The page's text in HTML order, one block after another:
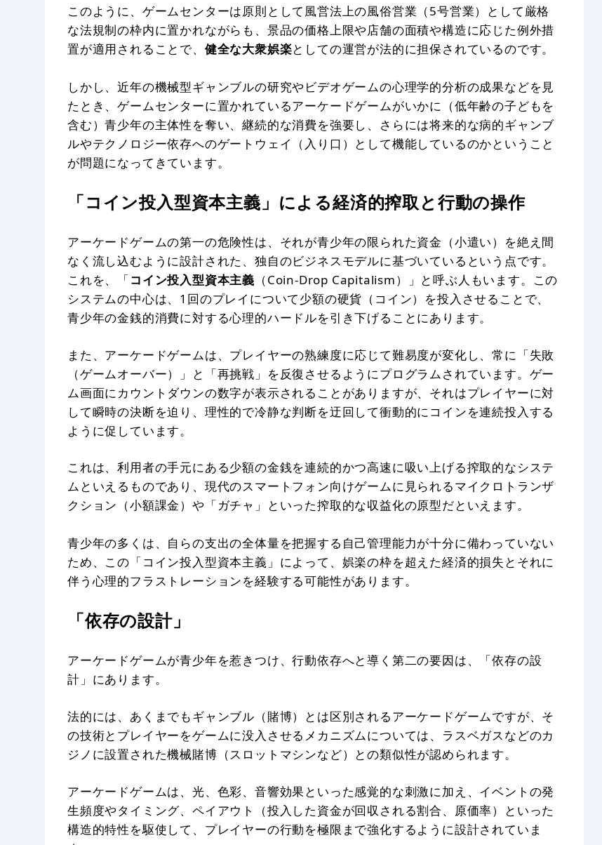
このように、ゲームセンターは原則として風営法上の風俗営業（5号営業）として厳格
な法規制の枠内に置かれながらも、景品の価格上限や店舗の面積や構造に応じた例外措
置が適用されることで、 健全な大衆娯楽としての運営が法的に担保されているのです。
しかし、近年の機械型ギャンブルの研究やビデオゲームの心理学的分析の成果などを見
たとき、ゲームセンターに置かれているアーケードゲームがいかに（低年齢の子どもを
含む）青少年の主体性を奪い、継続的な消費を強要し、さらには将来的な病的ギャンブ
ルやテクノロジー依存へのゲートウェイ（入り口）として機能しているのかということ
が問題になってきています。
「コイン投入型資本主義」による経済的搾取と行動の操作
アーケードゲームの第一の危険性は、それが青少年の限られた資金（小遣い）を絶え間
なく流し込むように設計された、独自のビジネスモデルに基づいているという点です。
これを、「コイン投入型資本主義 （Coin-Drop Capitalism）」と呼ぶ人もいます。この
システムの中心は、1回のプレイについて少額の硬貨（コイン）を投入させることで、
青少年の金銭的消費に対する心理的ハードルを引き下げることにあります。
また、アーケードゲームは、プレイヤーの熟練度に応じて難易度が変化し、常に「失敗
（ゲームオーバー）」と「再挑戦」を反復させるようにプログラムされています。ゲー
ム画面にカウントダウンの数字が表示されることがありますが、それはプレイヤーに対
して瞬時の決断を迫り、理性的で冷静な判断を迂回して衝動的にコインを連続投入する
ように促しています。
これは、利用者の手元にある少額の金銭を連続的かつ高速に吸い上げる搾取的なシステ
ムといえるものであり、現代のスマートフォン向けゲームに見られるマイクロトランザ
クション（小額課金）や「ガチャ」といった搾取的な収益化の原型だといえます。
青少年の多くは、自らの支出の全体量を把握する自己管理能力が十分に備わっていない
ため、この「コイン投入型資本主義」によって、娯楽の枠を超えた経済的損失とそれに
伴う心理的フラストレーションを経験する可能性があります。
「依存の設計」
アーケードゲームが青少年を惹きつけ、行動依存へと導く第二の要因は、「依存の設
計」にあります。
法的には、あくまでもギャンブル（賭博）とは区別されるアーケードゲームですが、そ
の技術とプレイヤーをゲームに没入させるメカニズムについては、ラスベガスなどのカ
ジノに設置された機械賭博（スロットマシンなど）との類似性が認められます。
アーケードゲームは、光、色彩、音響効果といった感覚的な刺激に加え、イベントの発
生頻度やタイミング、ペイアウト（投入した資金が回収される割合、原価率）といった
構造的特性を駆使して、プレイヤーの行動を極限まで強化するように設計されていま